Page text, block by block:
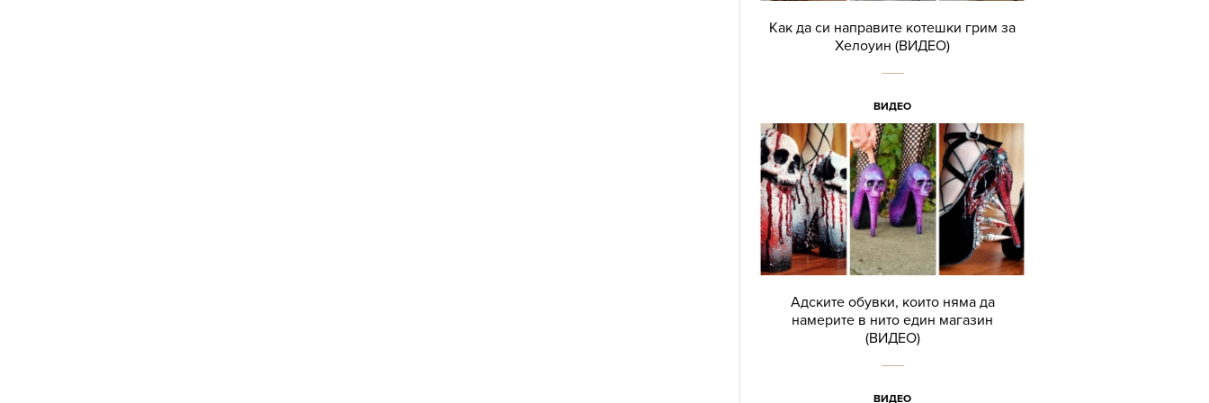
Как да си направите котешки грим за
Хелоуин (ВИДЕО)
ВИДЕО
Адските обувки, които няма да
намерите в нито един магазин
(ВИДЕО)
ВИДЕО